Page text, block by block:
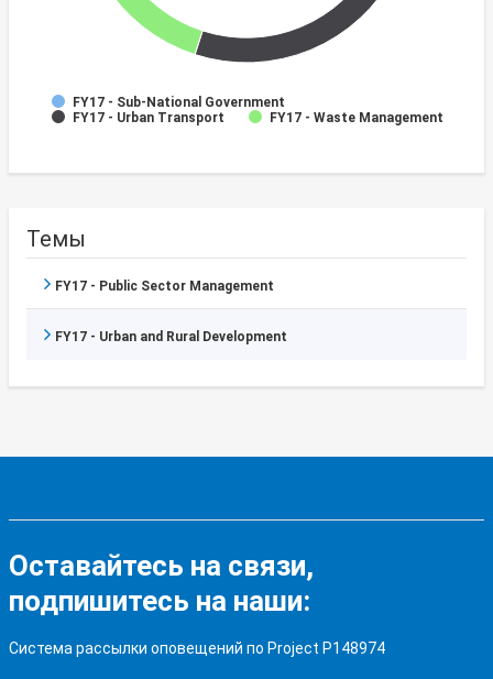
FY17 - Sub-National Government
FY17 - Urban Transport
FY17 - Waste Management
Темы
FY17 - Public Sector Management
FY17 - Urban and Rural Development
Оставайтесь на связи,
подпишитесь на наши:
Система рассылки оповещений по Project P148974